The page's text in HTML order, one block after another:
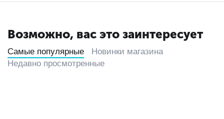
Возможно, вас это заинтересует
Самые популярные
Новинки магазина
Недавно просмотренные